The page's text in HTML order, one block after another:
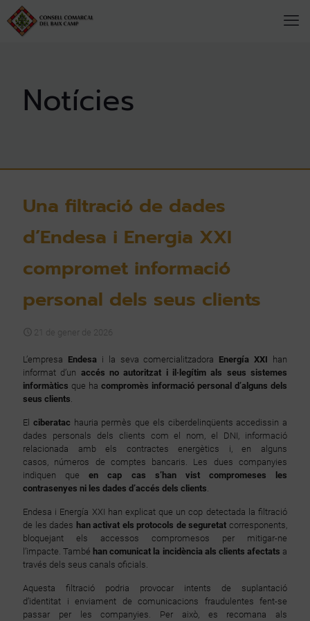
Una filtració de dades
d’Endesa i Energia XXI
compromet informació
personal dels seus clients
21 de gener de 2026
L’empresa Endesai la seva comercialitzadora Energía XXI han
informat d’un accés no autoritzat i il·legítim als seus sistemes
informàtics que ha compromès informació personal d’alguns dels
seus clients.
El ciberatac hauria permès que els ciberdelinqüents accedissin a
dades personals dels clients com el nom, el DNI, informació
relacionada amb els contractes energètics i, en alguns
casos, números de comptes bancaris. Les dues companyies
indiquen queen cap cas s’han vist compromeses les
contrasenyes ni les dades d’accés dels clients.
Endesa i Energía XXI han explicat que un cop detectada la filtració
de les dades han activat els protocols de seguretat corresponents,
bloquejant els accessos compromesos per mitigar-ne
l’impacte. També han comunicat la incidència als clients afectats a
través dels seus canals oficials.
Aquesta filtració podria provocar intents de suplantació
d’identitat i enviament de comunicacions fraudulentes fent-se
passar per les companyies. Per això, es recomana als